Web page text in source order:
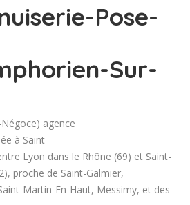
Pose-
Sur-
agence
à Saint-
Lyon dans le Rhône (69) et Saint-
proche de Saint-Galmier,
Martin-En-Haut, Messimy, et des